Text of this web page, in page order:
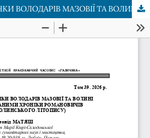
МІЖКНЯЗІВСЬКІ СТОСУНКИ ВОЛОДАРІВ МАЗОВІЇ ТА ВОЛИНІ У XIII СТОЛІТТІ ЗА ДАНИМИ ХРОНІКИ РОМАНОВИЧІВ (ГАЛИЦЬКО-ВОЛИНСЬКОГО ЛІТОПИСУ)